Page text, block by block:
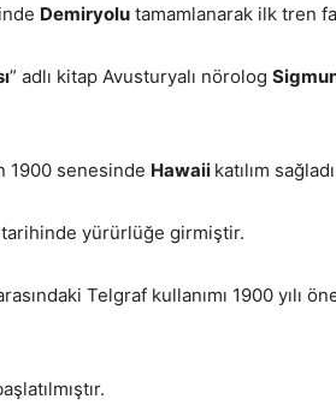
Demiryolu tamamlanarak ilk tren
” adlı kitap Avusturyalı nörolog
1900 senesinde Hawaii katılım
tarihinde yürürlüğe girmiştir.
Telgraf kullanımı 1900 yılı